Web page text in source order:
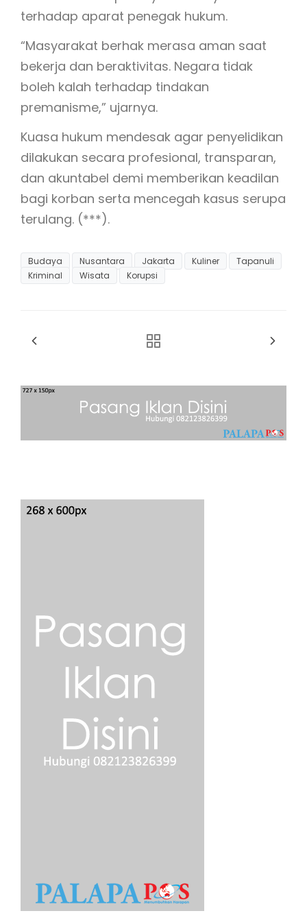
terhadap aparat penegak hukum.
“Masyarakat berhak merasa aman saat
bekerja dan beraktivitas. Negara tidak
boleh kalah terhadap tindakan
premanisme,” ujarnya.
Kuasa hukum mendesak agar penyelidikan
dilakukan secara profesional, transparan,
dan akuntabel demi memberikan keadilan
bagi korban serta mencegah kasus serupa
terulang. (***).
Budaya Nusantara Jakarta Kuliner
Tapanuli
Kriminal
Wisata Korupsi